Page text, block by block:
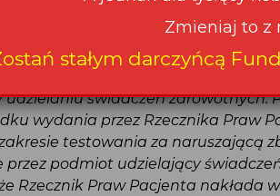
obecności wirusa SARS CoV-2 przez
wprost wskazując, że stanowi to
udzielaniu świadczeń
wydania przez Rzecznika Praw
testowania za naruszającą
przez podmiot udzielający
Rzecznik Praw Pacjenta nakłada